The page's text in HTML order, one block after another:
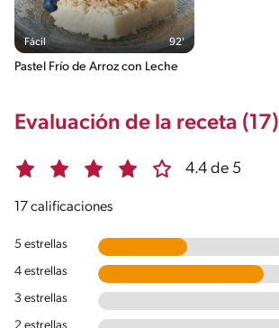
Fácil 92'
Pastel Frío de Arroz con Leche
Evaluación de la receta (17)
4.4 de 5
17 calificaciones
5 estrellas
4 estrellas
3 estrellas